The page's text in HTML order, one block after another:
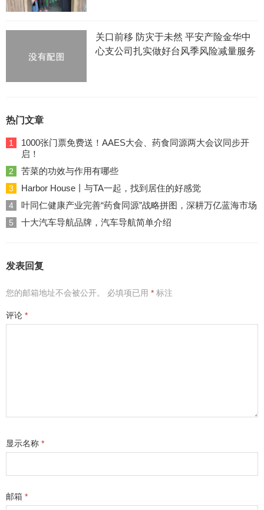
关口前移 防灾于未然 平安产险金华中
心支公司扎实做好台风季风险减量服务
热门文章
1
1000张门票免费送！AAES大会、药食同源两大会议同步开
启！
2 苦菜的功效与作用有哪些
3 Harbor House丨与TA一起，找到居住的好感觉
4 叶同仁健康产业完善“药食同源”战略拼图，深耕万亿蓝海市场
5 十大汽车导航品牌，汽车导航简单介绍
发表回复
您的邮箱地址不会被公开。 必填项已用 * 标注
评论 *
显示名称 *
邮箱 *